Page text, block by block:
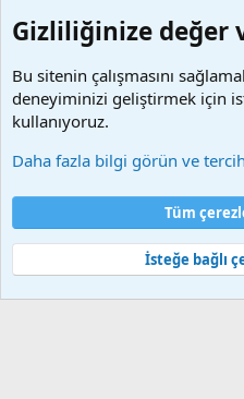
kaldırılacaktır. Sitemizde
alınmaktadır. Telif hakları
Videoların hiç biri
Şartlar ve kurallar
Ana sayfa
Community platform by XenForo® ©
Bu forum XenGenTr © 2014 - 2026
Gizliliğinize değer
Bu sitenin çalışmasını
deneyiminizi geliştirmek için
kullanıyoruz.
Daha fazla bilgi görün ve
Tüm
İsteğe bağlı